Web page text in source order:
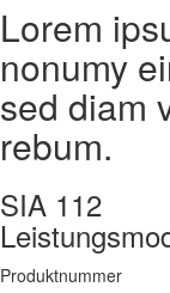
Lorem
nonumy
sed diam
rebum.
SIA 112
Produktnummer